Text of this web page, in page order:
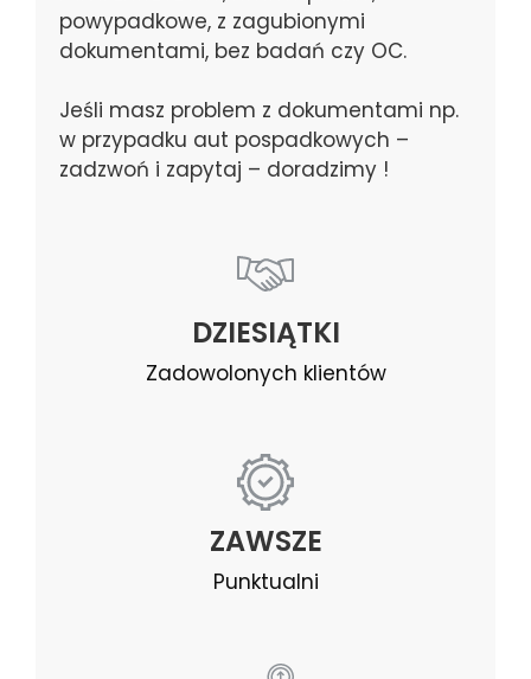
powypadkowe, z zagubionymi
dokumentami, bez badań czy OC.
Jeśli masz problem z dokumentami np.
w przypadku aut pospadkowych –
zadzwoń i zapytaj – doradzimy !
DZIESIĄTKI
Zadowolonych klientów
ZAWSZE
Punktualni